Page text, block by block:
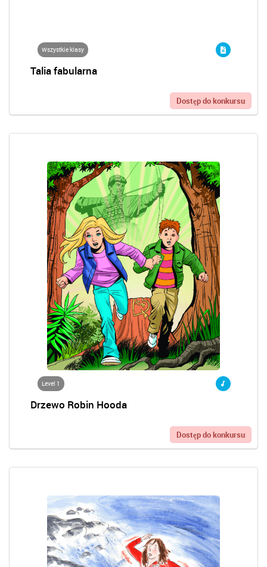
Wszystkie klasy
Talia fabularna
Dostęp do konkursu
Level 1
Drzewo Robin Hooda
Dostęp do konkursu